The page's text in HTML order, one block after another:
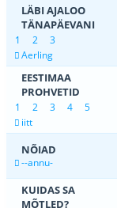
LÄBI AJALOO
TÄNAPÄEVANI
1 2
3
Aerling
EESTIMAA
PROHVETID
1 2 3 4
5
iitt
NÕIAD
--annu-
KUIDAS SA
MÕTLED?